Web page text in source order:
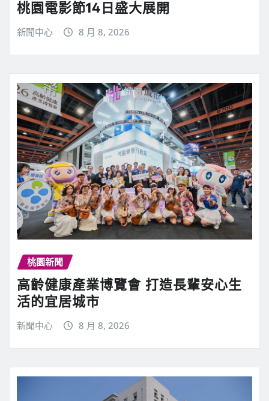
桃園電影節14日盛大展開
新聞中心 8 月 8, 2026
桃園新聞
高齡健康產業博覽會 打造長輩安心生
活的宜居城市
新聞中心 8 月 8, 2026